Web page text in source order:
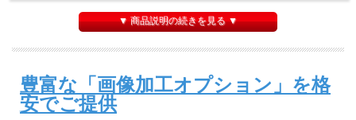
画像の入稿
▼ 商品説明の続きを見る ▼
豊富な「画像加工オプション」を格
安でご提供